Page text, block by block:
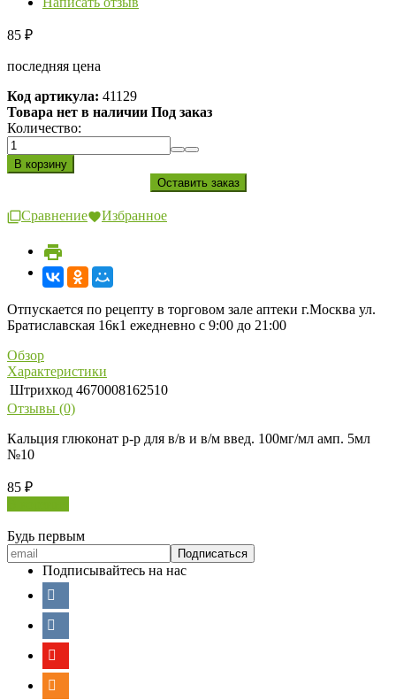
85 ₽
последняя цена
Код артикула: 41129
Товара нет в наличии Под заказ
Количество:
Сравнение Избранное
Отпускается по рецепту в торговом зале аптеки г.Москва ул.
Братиславская 16к1 ежедневно с 9:00 до 21:00
Обзор
Характеристики
Штрихкод 4670008162510
Отзывы (0)
Кальция глюконат р-р для в/в и в/м введ. 100мг/мл амп. 5мл
№10
85 ₽
Будь первым
Подписывайтесь на нас